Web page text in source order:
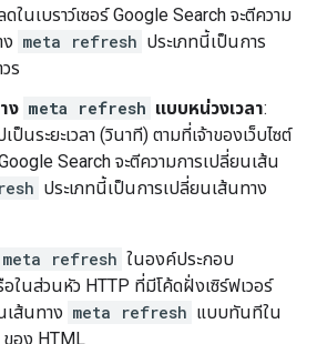
ในเบราว์เซอร์ Google Search จะตีความ
meta refresh ประเภทนี้เป็นการ
ร
ง meta refresh แบบหน่วงเวลา:
ป็นระยะเวลา (วินาที) ตามที่เจ้าของเว็บไซต์
Search จะตีความการเปลี่ยนเส้น
ประเภทนี้เป็นการเปลี่ยนเส้นทาง
meta refresh ในองค์ประกอบ
ในส่วนหัว HTTP ที่มีโค้ดฝั่งเซิร์ฟเวอร์
เส้นทาง meta refresh แบบทันทีใน
ของ HTML